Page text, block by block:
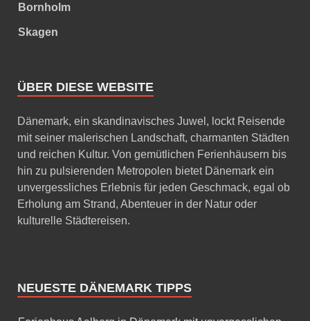
Bornholm
Skagen
ÜBER DIESE WEBSITE
Dänemark, ein skandinavisches Juwel, lockt Reisende
mit seiner malerischen Landschaft, charmanten Städten
und reichen Kultur. Von gemütlichen Ferienhäusern bis
hin zu pulsierenden Metropolen bietet Dänemark ein
unvergessliches Erlebnis für jeden Geschmack, egal ob
Erholung am Strand, Abenteuer in der Natur oder
kulturelle Städtereisen.
NEUESTE DÄNEMARK TIPPS